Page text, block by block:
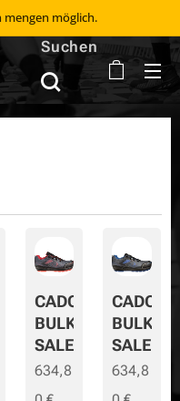
mengen möglich.
Suchen
CADOR
BULK
SALE
634,8
CADOR-
BULK-
SALE
634,8